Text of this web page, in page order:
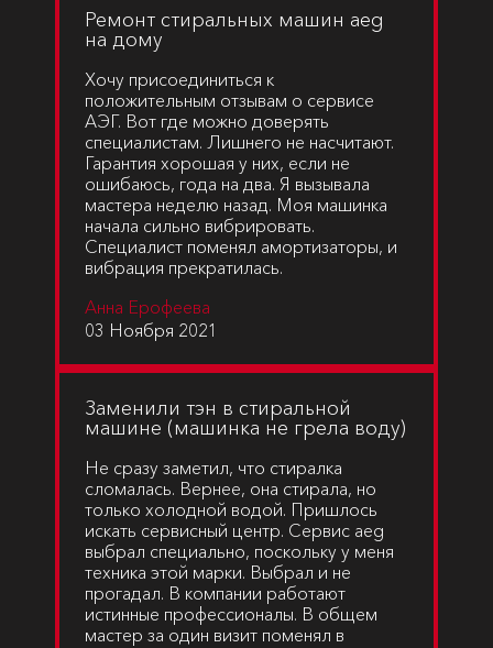
Ремонт стиральных машин aeg
на дому
Хочу присоединиться к
положительным отзывам о сервисе
АЭГ. Вот где можно доверять
специалистам. Лишнего не насчитают.
Гарантия хорошая у них, если не
ошибаюсь, года на два. Я вызывала
мастера неделю назад. Моя машинка
начала сильно вибрировать.
Специалист поменял амортизаторы, и
вибрация прекратилась.
Анна Ерофеева
03 Ноября 2021
Заменили тэн в стиральной
машине (машинка не грела воду)
Не сразу заметил, что стиралка
сломалась. Вернее, она стирала, но
только холодной водой. Пришлось
искать сервисный центр. Сервис aeg
выбрал специально, поскольку у меня
техника этой марки. Выбрал и не
прогадал. В компании работают
истинные профессионалы. В общем
мастер за один визит поменял в